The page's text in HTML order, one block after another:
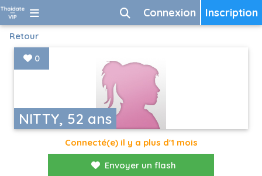
Inscription
Connexion
Retour
NITTY, 52 ans
0
Connecté(e) il y a plus d'1 mois
Envoyer un flash